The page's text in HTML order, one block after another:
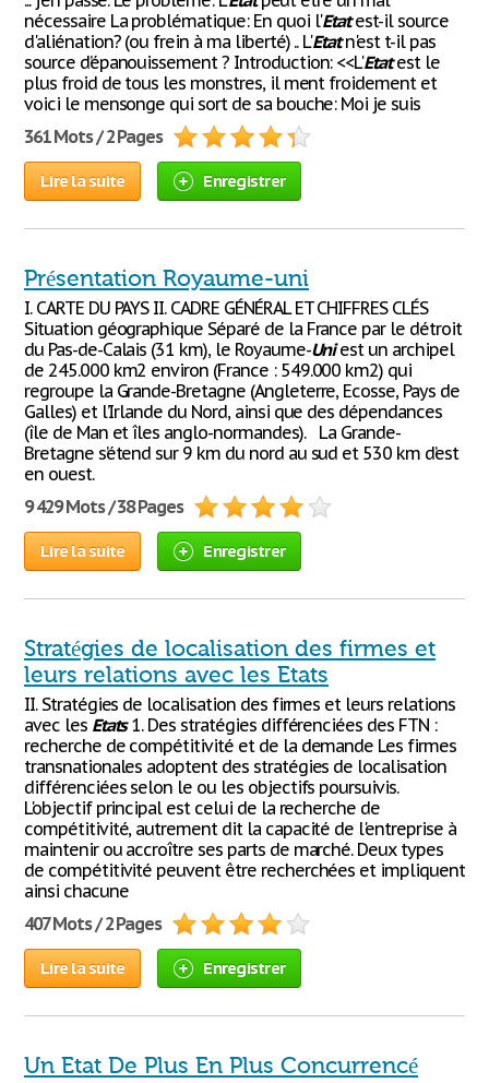
nécessaire La problématique: En quoi l'Etatest-il source
d'aliénation? (ou frein à ma liberté) .. L'Etatn'est t-il pas
source d’épanouissement ? Introduction: <<L'Etatest le
plus froid de tous les monstres, il ment froidement et
voici le mensonge qui sort de sa bouche: Moi je suis
361 Mots / 2 Pages
Lire la suite Enregistrer
Présentation Royaume-uni
I. CARTE DU PAYS II. CADRE GÉNÉRAL ET CHIFFRES CLÉS
Situation géographique Séparé de la France par le détroit
du Pas-de-Calais (31 km), le Royaume-Uniest un archipel
de 245.000 km2 environ (France : 549.000 km2) qui
regroupe la Grande-Bretagne (Angleterre, Ecosse, Pays de
Galles) et l’Irlande du Nord, ainsi que des dépendances
(île de Man et îles anglo-normandes). La Grande-
Bretagne s’étend sur 9 km du nord au sud et 530 km d’est
en ouest.
9 429 Mots / 38 Pages
Lire la suite Enregistrer
Stratégies de localisation des firmes et
leurs relations avec les Etats
II. Stratégies de localisation des firmes et leurs relations
avec les Etats1. Des stratégies différenciées des FTN :
recherche de compétitivité et de la demande Les firmes
transnationales adoptent des stratégies de localisation
différenciées selon le ou les objectifs poursuivis.
L'objectif principal est celui de la recherche de
compétitivité, autrement dit la capacité de l'entreprise à
maintenir ou accroître ses parts de marché. Deux types
de compétitivité peuvent être recherchées et impliquent
ainsi chacune
407 Mots / 2 Pages
Lire la suite Enregistrer
Un Etat De Plus En Plus Concurrencé